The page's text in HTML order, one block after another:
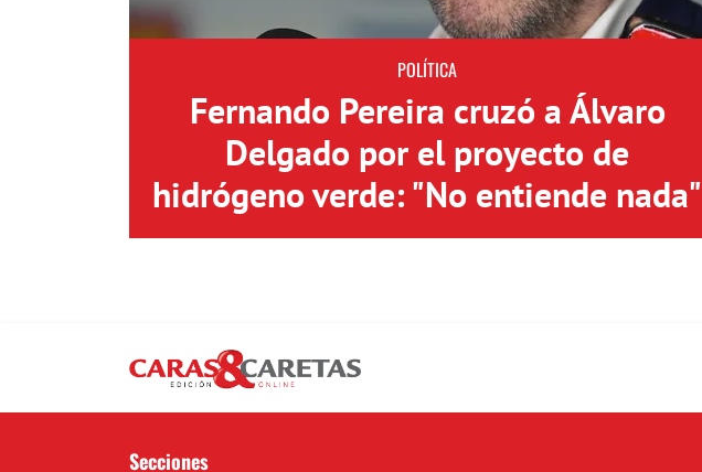
POLÍTICA
Fernando Pereira cruzó a Álvaro
Delgado por el proyecto de
hidrógeno verde: "No entiende nada"
Secciones